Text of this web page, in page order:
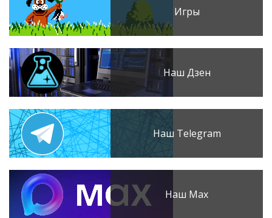
Игры
Наш Дзен
Наш Telegram
Наш Max